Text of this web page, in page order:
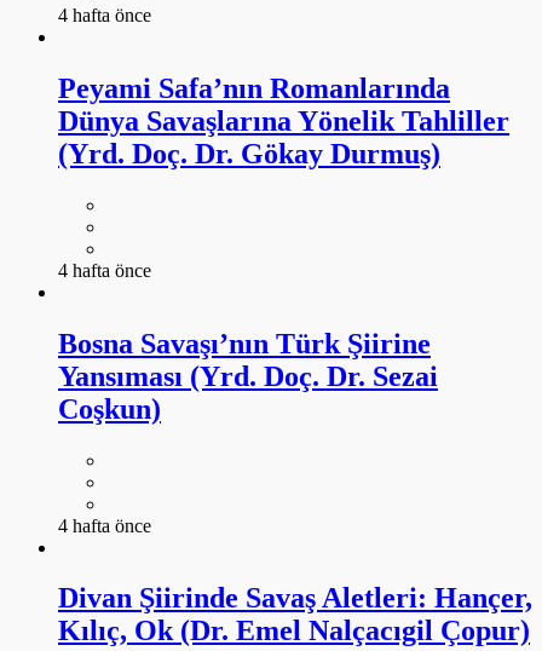
4 hafta önce
Peyami Safa’nın Romanlarında
Dünya Savaşlarına Yönelik Tahliller
(Yrd. Doç. Dr. Gökay Durmuş)
4 hafta önce
Bosna Savaşı’nın Türk Şiirine
Yansıması (Yrd. Doç. Dr. Sezai
Coşkun)
4 hafta önce
Divan Şiirinde Savaş Aletleri: Hançer,
Kılıç, Ok (Dr. Emel Nalçacıgil Çopur)